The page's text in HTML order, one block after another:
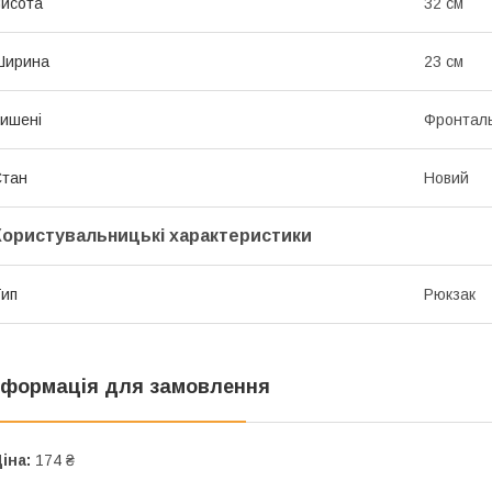
23 см
Новий
характеристики
Рюкзак
для замовлення
174 ₴